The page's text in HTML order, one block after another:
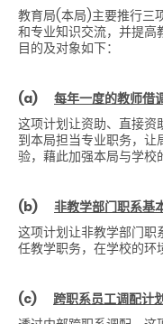
教育局(本局)主要推行三
和专业知识交流，并提高
目的及对象如下：
(a) 每年一度的教师借
这项计划让资助、直接资
到本局担当专业职务，
验，藉此加强本局与学校
(b) 非教学部门职系基
这项计划让非教学部门职
任教学职务，在学校的环
(c) 跨职系员工调配计